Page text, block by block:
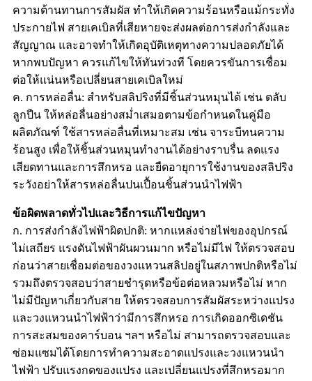
ความต้านทานการสัมผัส ทำให้เกิดความร้อนหรือแม้กระทั่ง
ประกายไฟ สายเคเบิลที่เสียหายจะส่งผลต่อการส่งกำลังและ
สัญญาณ และอาจทำให้เกิดอุบัติเหตุทางความปลอดภัยได้
หากพบปัญหา ควรแก้ไขให้ทันท่วงที โดยควรขันการเชื่อม
ต่อให้แน่นหรือเปลี่ยนสายเคเบิลใหม่
ค. การหล่อลื่น: สำหรับสลิปริงที่มีชิ้นส่วนหมุนได้ เช่น ตลับ
ลูกปืน ให้หล่อลื่นอย่างสม่ำเสมอตามข้อกำหนดในคู่มือ
ผลิตภัณฑ์ ใช้สารหล่อลื่นที่เหมาะสม เช่น จาระบีทนความ
ร้อนสูง เพื่อให้ชิ้นส่วนหมุนทำงานได้อย่างราบรื่น ลดแรง
เสียดทานและการสึกหรอ และยืดอายุการใช้งานของสลิปริง
ระวังอย่าให้สารหล่อลื่นปนเปื้อนชิ้นส่วนนำไฟฟ้า
ข้อผิดพลาดทั่วไปและวิธีการแก้ไขปัญหา
ก. การส่งกำลังไฟฟ้าผิดปกติ: หากแหล่งจ่ายไฟของอุปกรณ์
ไม่เสถียร แรงดันไฟฟ้าผันผวนมาก หรือไม่มีไฟ ให้ตรวจสอบ
ก่อนว่าสายเชื่อมต่อของวงแหวนสลิปอยู่ในสภาพปกติหรือไม่
รวมถึงตรวจสอบว่าสายชำรุดหรือข้อต่อหลวมหรือไม่ หาก
ไม่มีปัญหาเกี่ยวกับสาย ให้ตรวจสอบการสัมผัสระหว่างแปรง
และวงแหวนนำไฟฟ้าว่ามีการสึกหรอ การเกิดออกซิเดชัน
การสะสมของคาร์บอน ฯลฯ หรือไม่ สามารถตรวจสอบและ
ซ่อมแซมได้โดยการทำความสะอาดแปรงและวงแหวนนำ
ไฟฟ้า ปรับแรงกดของแปรง และเปลี่ยนแปรงที่สึกหรอมาก